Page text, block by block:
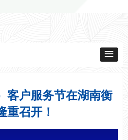
客户服务节在湖南衡
重召开！